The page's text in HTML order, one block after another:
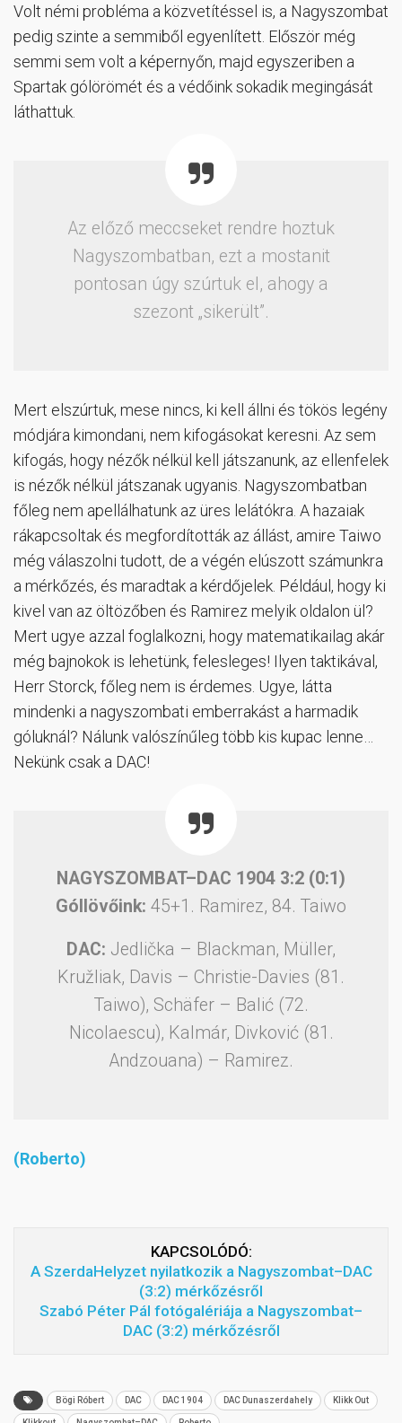
Volt némi probléma a közvetítéssel is, a Nagyszombat
pedig szinte a semmiből egyenlített. Először még
semmi sem volt a képernyőn, majd egyszeriben a
Spartak gólörömét és a védőink sokadik megingását
láthattuk.
Az előző meccseket rendre hoztuk
Nagyszombatban, ezt a mostanit
pontosan úgy szúrtuk el, ahogy a
szezont „sikerült”.
Mert elszúrtuk, mese nincs, ki kell állni és tökös legény
módjára kimondani, nem kifogásokat keresni. Az sem
kifogás, hogy nézők nélkül kell játszanunk, az ellenfelek
is nézők nélkül játszanak ugyanis. Nagyszombatban
főleg nem apellálhatunk az üres lelátókra. A hazaiak
rákapcsoltak és megfordították az állást, amire Taiwo
még válaszolni tudott, de a végén elúszott számunkra
a mérkőzés, és maradtak a kérdőjelek. Például, hogy ki
kivel van az öltözőben és Ramirez melyik oldalon ül?
Mert ugye azzal foglalkozni, hogy matematikailag akár
még bajnokok is lehetünk, felesleges! Ilyen taktikával,
Herr Storck, főleg nem is érdemes. Ugye, látta
mindenki a nagyszombati emberrakást a harmadik
góluknál? Nálunk valószínűleg több kis kupac lenne…
Nekünk csak a DAC!
NAGYSZOMBAT–DAC 1904 3:2 (0:1)
Góllövőink: 45+1. Ramirez, 84. Taiwo
DAC: Jedlička – Blackman, Müller,
Kružliak, Davis – Christie-Davies (81.
Taiwo), Schäfer – Balić (72.
Nicolaescu), Kalmár, Divković (81.
Andzouana) – Ramirez.
(Roberto)
KAPCSOLÓDÓ:
A SzerdaHelyzet nyilatkozik a Nagyszombat–DAC
(3:2) mérkőzésről
Szabó Péter Pál fotógalériája a Nagyszombat–
DAC (3:2) mérkőzésről
Bögi Róbert DAC DAC 1904 DAC Dunaszerdahely Klikk Out